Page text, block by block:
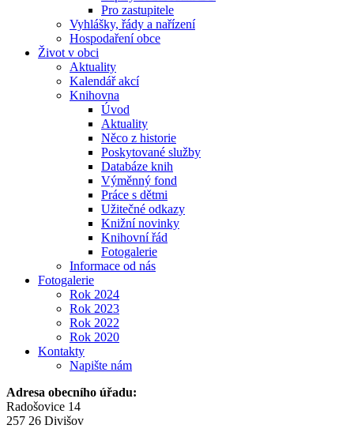
Pro zastupitele
Vyhlášky, řády a nařízení
Hospodaření obce
Život v obci
Aktuality
Kalendář akcí
Knihovna
Úvod
Aktuality
Něco z historie
Poskytované služby
Databáze knih
Výměnný fond
Práce s dětmi
Užitečné odkazy
Knižní novinky
Knihovní řád
Fotogalerie
Informace od nás
Fotogalerie
Rok 2024
Rok 2023
Rok 2022
Rok 2020
Kontakty
Napište nám
Adresa obecního úřadu:
Radošovice 14
257 26 Divišov